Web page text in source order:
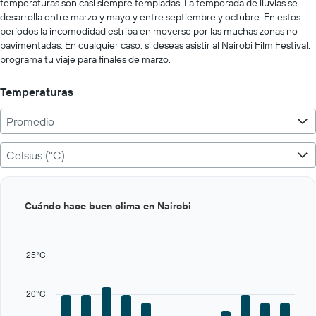
0
to
500.
temperaturas son casi siempre templadas. La temporada de lluvias se
desarrolla entre marzo y mayo y entre septiembre y octubre. En estos
períodos la incomodidad estriba en moverse por las muchas zonas no
pavimentadas. En cualquier caso, si deseas asistir al Nairobi Film Festival,
programa tu viaje para finales de marzo.
Temperaturas
Promedio
Celsius (°C)
graphic.
20°C
25°C
Cuándo hace buen clima en Nairobi